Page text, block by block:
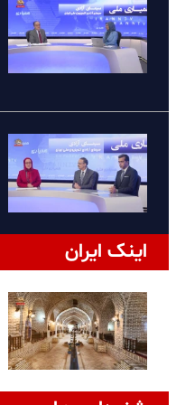
اینک ایران